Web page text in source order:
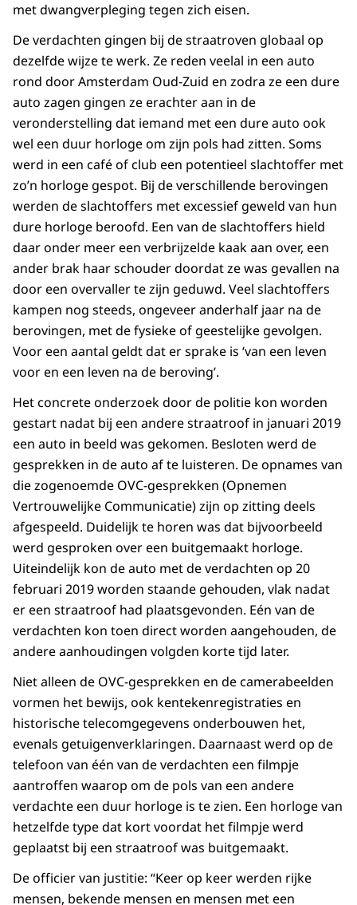
met dwangverpleging tegen zich eisen.
De verdachten gingen bij de straatroven globaal op
dezelfde wijze te werk. Ze reden veelal in een auto
rond door Amsterdam Oud-Zuid en zodra ze een dure
auto zagen gingen ze erachter aan in de
veronderstelling dat iemand met een dure auto ook
wel een duur horloge om zijn pols had zitten. Soms
werd in een café of club een potentieel slachtoffer met
zo’n horloge gespot. Bij de verschillende berovingen
werden de slachtoffers met excessief geweld van hun
dure horloge beroofd. Een van de slachtoffers hield
daar onder meer een verbrijzelde kaak aan over, een
ander brak haar schouder doordat ze was gevallen na
door een overvaller te zijn geduwd. Veel slachtoffers
kampen nog steeds, ongeveer anderhalf jaar na de
berovingen, met de fysieke of geestelijke gevolgen.
Voor een aantal geldt dat er sprake is ‘van een leven
voor en een leven na de beroving’.
Het concrete onderzoek door de politie kon worden
gestart nadat bij een andere straatroof in januari 2019
een auto in beeld was gekomen. Besloten werd de
gesprekken in de auto af te luisteren. De opnames van
die zogenoemde OVC-gesprekken (Opnemen
Vertrouwelijke Communicatie) zijn op zitting deels
afgespeeld. Duidelijk te horen was dat bijvoorbeeld
werd gesproken over een buitgemaakt horloge.
Uiteindelijk kon de auto met de verdachten op 20
februari 2019 worden staande gehouden, vlak nadat
er een straatroof had plaatsgevonden. Eén van de
verdachten kon toen direct worden aangehouden, de
andere aanhoudingen volgden korte tijd later.
Niet alleen de OVC-gesprekken en de camerabeelden
vormen het bewijs, ook kentekenregistraties en
historische telecomgegevens onderbouwen het,
evenals getuigenverklaringen. Daarnaast werd op de
telefoon van één van de verdachten een filmpje
aantroffen waarop om de pols van een andere
verdachte een duur horloge is te zien. Een horloge van
hetzelfde type dat kort voordat het filmpje werd
geplaatst bij een straatroof was buitgemaakt.
De officier van justitie: “Keer op keer werden rijke
mensen, bekende mensen en mensen met een